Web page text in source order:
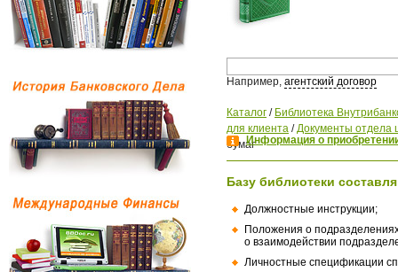
Например, агентский договор
Каталог / Библиотека
для клиента /Документы отдела
бумагИнформация о
Базу библиотеки
Должностные инструкции;
Положения о
о взаимодействии
Личностные спецификации